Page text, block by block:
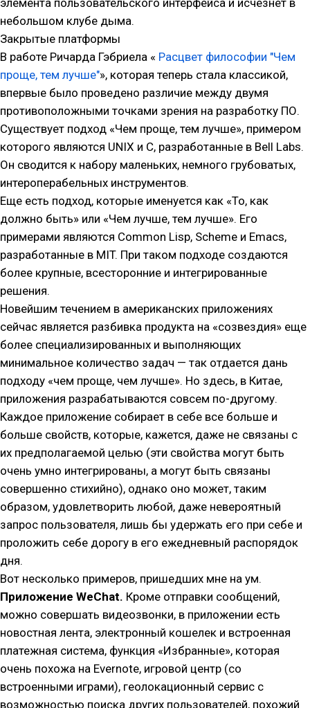
элемента пользовательского интерфейса и исчезнет в
небольшом клубе дыма.
Закрытые платформы
В работе Ричарда Гэбриела « Расцвет философии "Чем
проще, тем лучше"», которая теперь стала классикой,
впервые было проведено различие между двумя
противоположными точками зрения на разработку ПО.
Существует подход «Чем проще, тем лучше», примером
которого являются UNIX и C, разработанные в Bell Labs.
Он сводится к набору маленьких, немного грубоватых,
интероперабельных инструментов.
Еще есть подход, которые именуется как «То, как
должно быть» или «Чем лучше, тем лучше». Его
примерами являются Common Lisp, Scheme и Emacs,
разработанные в MIT. При таком подходе создаются
более крупные, всесторонние и интегрированные
решения.
Новейшим течением в американских приложениях
сейчас является разбивка продукта на «созвездия» еще
более специализированных и выполняющих
минимальное количество задач — так отдается дань
подходу «чем проще, чем лучше». Но здесь, в Китае,
приложения разрабатываются совсем по-другому.
Каждое приложение собирает в себе все больше и
больше свойств, которые, кажется, даже не связаны с
их предполагаемой целью (эти свойства могут быть
очень умно интегрированы, а могут быть связаны
совершенно стихийно), однако оно может, таким
образом, удовлетворить любой, даже невероятный
запрос пользователя, лишь бы удержать его при себе и
проложить себе дорогу в его ежедневный распорядок
дня.
Вот несколько примеров, пришедших мне на ум.
Приложение WeChat. Кроме отправки сообщений,
можно совершать видеозвонки, в приложении есть
новостная лента, электронный кошелек и встроенная
платежная система, функция «Избранные», которая
очень похожа на Evernote, игровой центр (со
встроенными играми), геолокационный сервис с
возможностью поиска других пользователей, похожий